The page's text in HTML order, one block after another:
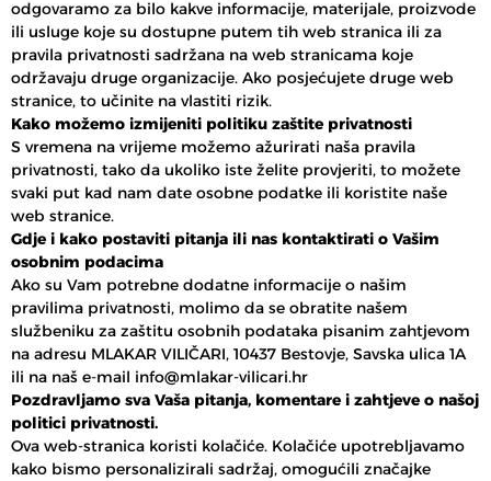
odgovaramo za bilo kakve informacije, materijale, proizvode
ili usluge koje su dostupne putem tih web stranica ili za
pravila privatnosti sadržana na web stranicama koje
održavaju druge organizacije. Ako posjećujete druge web
stranice, to učinite na vlastiti rizik.
Kako možemo izmijeniti politiku zaštite privatnosti
S vremena na vrijeme možemo ažurirati naša pravila
privatnosti, tako da ukoliko iste želite provjeriti, to možete
svaki put kad nam date osobne podatke ili koristite naše
web stranice.
Gdje i kako postaviti pitanja ili nas kontaktirati o Vašim
osobnim podacima
Ako su Vam potrebne dodatne informacije o našim
pravilima privatnosti, molimo da se obratite našem
službeniku za zaštitu osobnih podataka pisanim zahtjevom
na adresu MLAKAR VILIČARI, 10437 Bestovje, Savska ulica 1A
ili na naš e-mail info@mlakar-vilicari.hr
Pozdravljamo sva Vaša pitanja, komentare i zahtjeve o našoj
politici privatnosti.
Ova web-stranica koristi kolačiće. Kolačiće upotrebljavamo
kako bismo personalizirali sadržaj, omogućili značajke